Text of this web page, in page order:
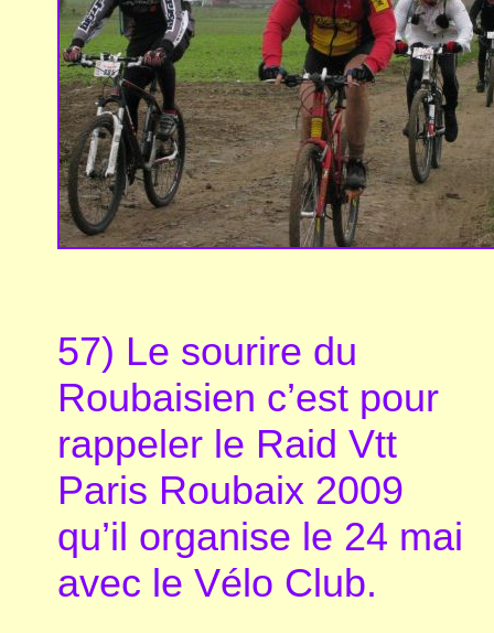
57) Le sourire du
Roubaisien c’est pour
rappeler le Raid Vtt
Paris Roubaix 2009
qu’il organise le 24 mai
avec le Vélo Club.